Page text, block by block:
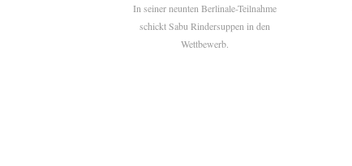
In seiner neunten Berlinale-Teilnahme
schickt Sabu Rindersuppen in den
Wettbewerb.